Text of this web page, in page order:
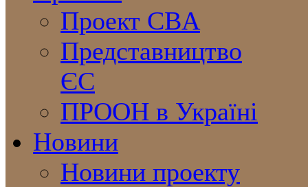
Проект CBA
Представництво
ЄС
ПРООН в Україні
Новини
Новини проекту